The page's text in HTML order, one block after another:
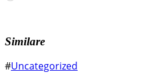
Similare
#Uncategorized